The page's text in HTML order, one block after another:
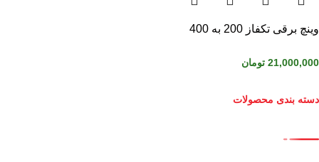
وینچ برقی تکفاز 200 به 400
21,000,000 تومان
دسته بندی محصولات